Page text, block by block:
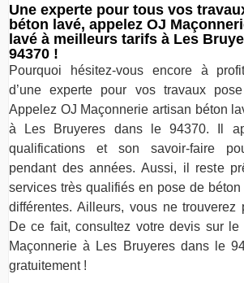
Une experte pour tous vos
béton lavé, appelez OJ
lavé à meilleurs tarifs à Les
94370 !
Pourquoi hésitez-vous encore à
d’une experte pour vos travaux
Appelez OJ Maçonnerie artisan béton
à Les Bruyeres dans le 94370. Il
qualifications et son savoir-faire
pendant des années. Aussi, il reste
services très qualifiés en pose de
différentes. Ailleurs, vous ne trouverez
De ce fait, consultez votre devis sur
Maçonnerie à Les Bruyeres dans le
gratuitement !